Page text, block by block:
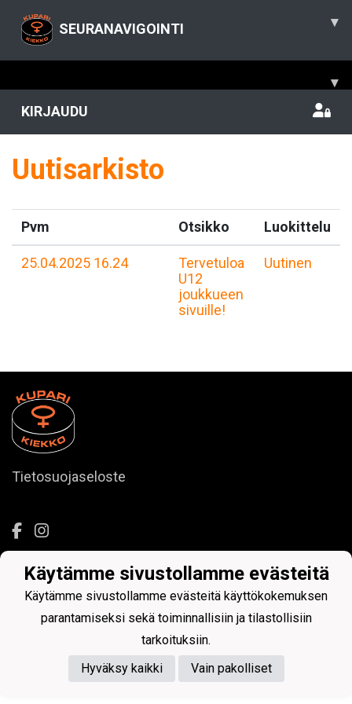
SEURANAVIGOINTI ▾
▾
KIRJAUDU
Uutisarkisto
Pvm Otsikko Luokittelu
25.04.2025 16.24
Tervetuloa
U12
joukkueen
sivuille!
Uutinen
Tietosuojaseloste
Powered by
Käytämme sivustollamme evästeitä
Käytämme sivustollamme evästeitä käyttökokemuksen
parantamiseksi sekä toiminnallisiin ja tilastollisiin
tarkoituksiin.
Hyväksy kaikki
Vain pakolliset